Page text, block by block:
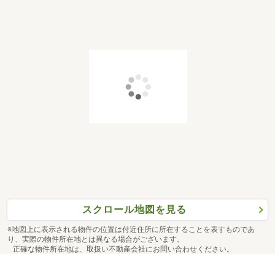
スクロール地図を見る
※地図上に表示される物件の位置は付近住所に所在することを表すものであ
り、実際の物件所在地とは異なる場合がございます。
正確な物件所在地は、取扱い不動産会社にお問い合わせください。